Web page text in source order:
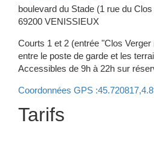
boulevard du Stade (1 rue du Clos
69200 VENISSIEUX
Courts 1 et 2 (entrée "Clos
entre le poste de garde et les
Accessibles de 9h à 22h sur
Coordonnées GPS
Tarifs